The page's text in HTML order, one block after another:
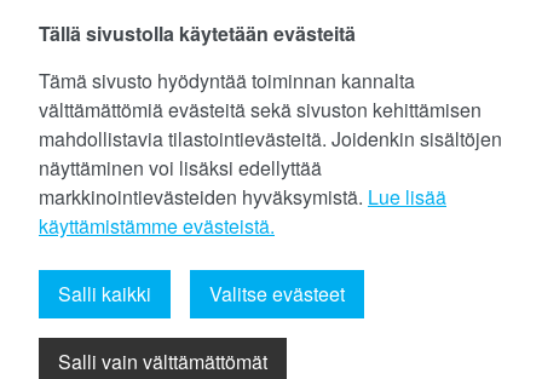
Tällä sivustolla käytetään evästeitä
Tämä sivusto hyödyntää toiminnan kannalta
välttämättömiä evästeitä sekä sivuston kehittämisen
mahdollistavia tilastointievästeitä. Joidenkin sisältöjen
näyttäminen voi lisäksi edellyttää
markkinointievästeiden hyväksymistä. Lue lisää
käyttämistämme evästeistä.​​​​​​
Salli kaikki
Salli vain välttämättömät
Valitse evästeet
Facebookissa Instagramissa
©Etelä-Suomen Liikunta ja Urheilu ry
Tietoa evästeistä (cookies)
Yhteystiedot
Tietosuojaseloste
eslu@eslu.fi